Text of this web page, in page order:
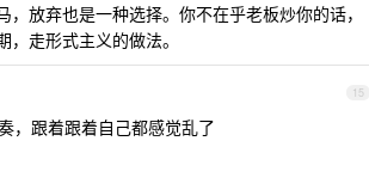
放弃也是一种选择。你不在乎老板炒你的话，
走形式主义的做法。
15
，跟着跟着自己都感觉乱了